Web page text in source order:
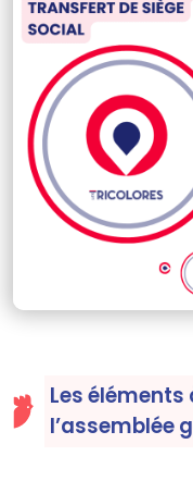
Les
l’assemblée